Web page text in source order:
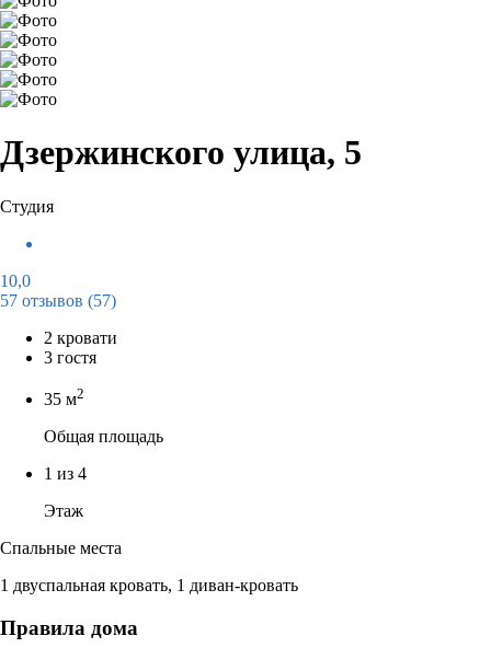
Дзержинского улица, 5
Студия
10,0
57 отзывов (57)
2 кровати
3 гостя
35 м2
Общая площадь
1 из 4
Этаж
Спальные места
1 двуспальная кровать, 1 диван-кровать
Правила дома